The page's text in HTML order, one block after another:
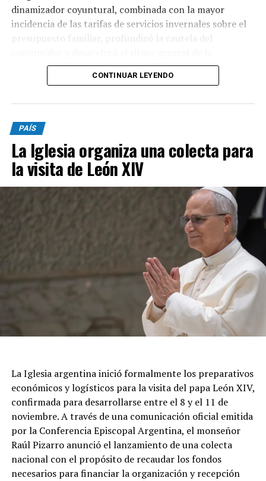
dinamizador coyuntural, combinada con la mayor
incidencia de las tarifas de servicios invernales sobre el
presupuesto familiar, profundizó la cautela del
actividad.
estado del negocio, el 48,1% de los comerciantes
consultados sostuvo que su nivel de actividad se
mantuvo estable con relación al mismo período del año
anterior, cifra que evidenció un descenso de dos puntos
porcentuales en comparación con el relevamiento del
mes de junio. Esta retracción en la lectura neutral se
tradujo de forma directa en un incremento de las
valoraciones pesimistas, observándose que la
proporción de comercios que definió su escenario
operativo como desfavorable ascendió del 43,1% al
44,5% en el transcurso del último mes.
En cuanto a las proyecciones a doce meses, el 46,3% de
los relevados prevé que su nivel de actividad no
experimentará cambios significativos. Por otro lado, un
42,4% estima un escenario futuro más favorable, lo que
representa un avance de 4,7 puntos porcentuales en la
desempeño de su negocio. Finalmente, en lo relativo a
las decisiones de financiamiento, el 61,5% de los locales
juzgó que la coyuntura resulta desfavorable para
concretar nuevas inversiones de capital, en tanto que el
14% la consideró oportuna y el 24,5% optó por no fijar
una posición al respecto.
En el desglose por sectores, seis de las siete actividades
CONTINUAR LEYENDO
PAÍS
La Iglesia organiza una colecta para
la visita de León XIV
La Iglesia argentina inició formalmente los preparativos
económicos y logísticos para la visita del papa León XIV,
confirmada para desarrollarse entre el 8 y el 11 de
noviembre. A través de una comunicación oficial emitida
por la Conferencia Episcopal Argentina, el monseñor
Raúl Pizarro anunció el lanzamiento de una colecta
nacional con el propósito de recaudar los fondos
necesarios para financiar la organización y recepción